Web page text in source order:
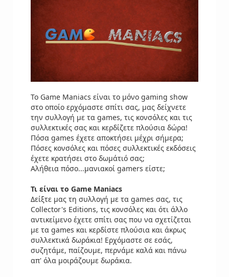
Το Game Maniacs είναι το μόνο gaming show
στο οποίο ερχόμαστε σπίτι σας, μας δείχνετε
την συλλογή με τα games, τις κονσόλες και τις
συλλεκτικές σας και κερδίζετε πλούσια δώρα!
Πόσα games έχετε αποκτήσει μέχρι σήμερα;
Πόσες κονσόλες και πόσες συλλεκτικές εκδόσεις
έχετε κρατήσει στο δωμάτιό σας;
Αλήθεια πόσο...μανιακοί gamers είστε;
Τι είναι το Game Maniacs
Δείξτε μας τη συλλογή με τα games σας, τις
Collector's Editions, τις κονσόλες και ότι άλλο
αντικείμενο έχετε σπίτι σας που να σχετίζεται
με τα games και κερδίστε πλούσια και άκρως
συλλεκτικά δωράκια! Ερχόμαστε σε εσάς,
συζητάμε, παίζουμε, περνάμε καλά και πάνω
απ' όλα μοιράζουμε δωράκια.